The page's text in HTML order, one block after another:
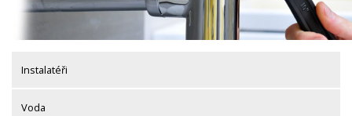
Instalatéři
Voda